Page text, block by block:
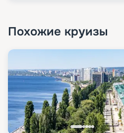
Похожие круизы